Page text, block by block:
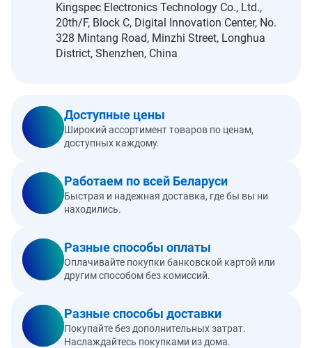
Kingspec Electronics Technology Co., Ltd.,
20th/F, Block C, Digital Innovation Center, No.
328 Mintang Road, Minzhi Street, Longhua
District, Shenzhen, China
Доступные цены
Широкий ассортимент товаров по ценам,
доступных каждому.
Работаем по всей Беларуси
Быстрая и надежная доставка, где бы вы ни
находились.
Разные способы оплаты
Оплачивайте покупки банковской картой или
другим способом без комиссий.
Разные способы доставки
Покупайте без дополнительных затрат.
Наслаждайтесь покупками из дома.